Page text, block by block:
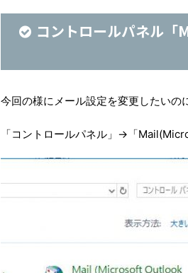
コントロールパネル
今回の様にメール設定を変更したいの
「コントロールパネル」→「